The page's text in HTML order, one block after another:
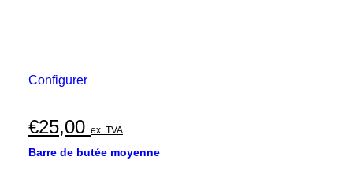
Configurer
€25,00 ex. TVA
Barre de butée moyenne